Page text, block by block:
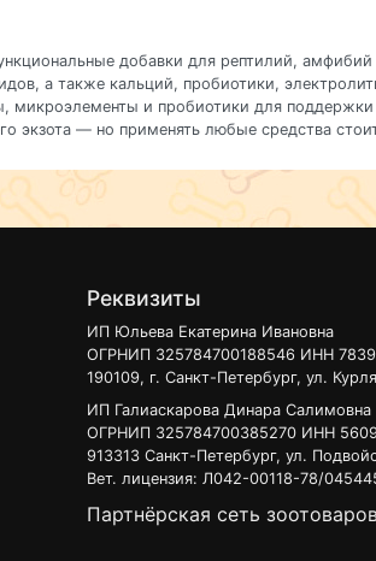
добавки для рептилий, амфибий
а также кальций, пробиотики,
микроэлементы и пробиотики для поддержки
экзота — но применять любые средства
Реквизиты
ИП Юльева Екатерина Ивановна
ОГРНИП 325784700188546 ИНН
190109, г. Санкт-Петербург, ул.
ИП Галиаскарова Динара Салимовна
ОГРНИП 325784700385270 ИНН
913313 Санкт-Петербург, ул.
Вет. лицензия: Л042-00118-78/
Партнёрская сеть